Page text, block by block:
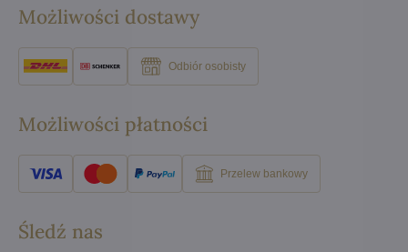
Możliwości dostawy
Odbiór osobisty
Możliwości płatności
Przelew bankowy
Śledź nas